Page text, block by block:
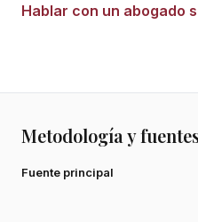
Hablar con un abogado
Metodología y
Fuente principal